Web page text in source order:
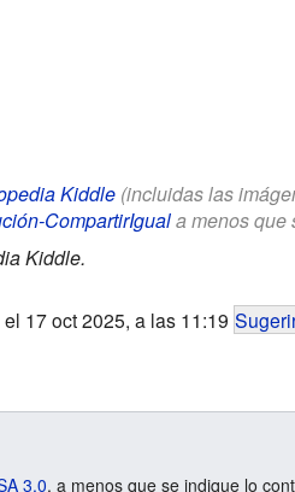
Kiddle(incluidas las
CompartirIguala menos que
Kiddle.
17 oct 2025, a las 11:19
3.0, a menos que se indique lo